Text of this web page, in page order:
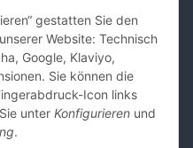
gestatten Sie den
Website: Technisch
Google, Klaviyo,
Sie können die
Icon links
unter Konfigurieren und
.Versand